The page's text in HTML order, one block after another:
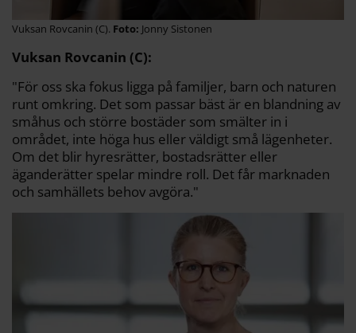
Vuksan Rovcanin (C). Jonny Sistonen
Vuksan Rovcanin (C):
"För oss ska fokus ligga på familjer, barn och naturen
runt omkring. Det som passar bäst är en blandning av
småhus och större bostäder som smälter in i
området, inte höga hus eller väldigt små lägenheter.
Om det blir hyresrätter, bostadsrätter eller
äganderätter spelar mindre roll. Det får marknaden
och samhällets behov avgöra."